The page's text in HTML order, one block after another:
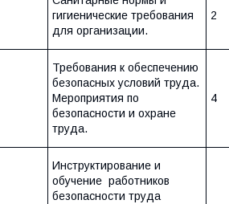
гигиенические требования
для организации.
2
Требования к обеспечению
безопасных условий труда.
Мероприятия по
безопасности и охране
труда.
4
Инструктирование и
обучение работников
безопасности труда